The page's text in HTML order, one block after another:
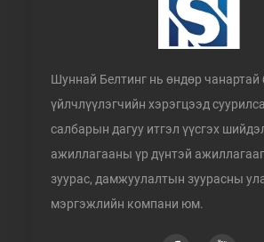
Шуннай Белтинг нь өндөр чанартай
үйлчлүүлэгчийн хэрэгцээд
салбарын дагуу итгэл үүсгэх
ажиллагааны үр дүнтэй
зуурас, дамжуулалтын зуурасны
мэргэжлийн компани юм.